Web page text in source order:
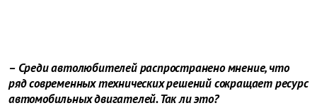
– Среди автолюбителей распространено мнение, что
ряд современных технических решений сокращает ресурс
автомобильных ­двигателей. Так ли это?